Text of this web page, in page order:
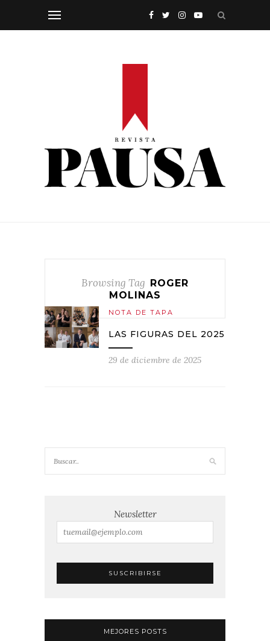
Browsing Tag ROGER
MOLINAS
NOTA DE TAPA
LAS FIGURAS DEL 2025
29 de diciembre de 2025
Newsletter
MEJORES POSTS